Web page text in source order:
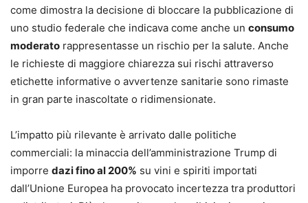
come dimostra la decisione di bloccare la pubblicazione di
uno studio federale che indicava come anche un consumo
moderato rappresentasse un rischio per la salute. Anche
le richieste di maggiore chiarezza sui rischi attraverso
etichette informative o avvertenze sanitarie sono rimaste
in gran parte inascoltate o ridimensionate.
L’impatto più rilevante è arrivato dalle politiche
commerciali: la minaccia dell’amministrazione Trump di
imporre dazi fino al 200% su vini e spiriti importati
dall’Unione Europea ha provocato incertezza tra produttori